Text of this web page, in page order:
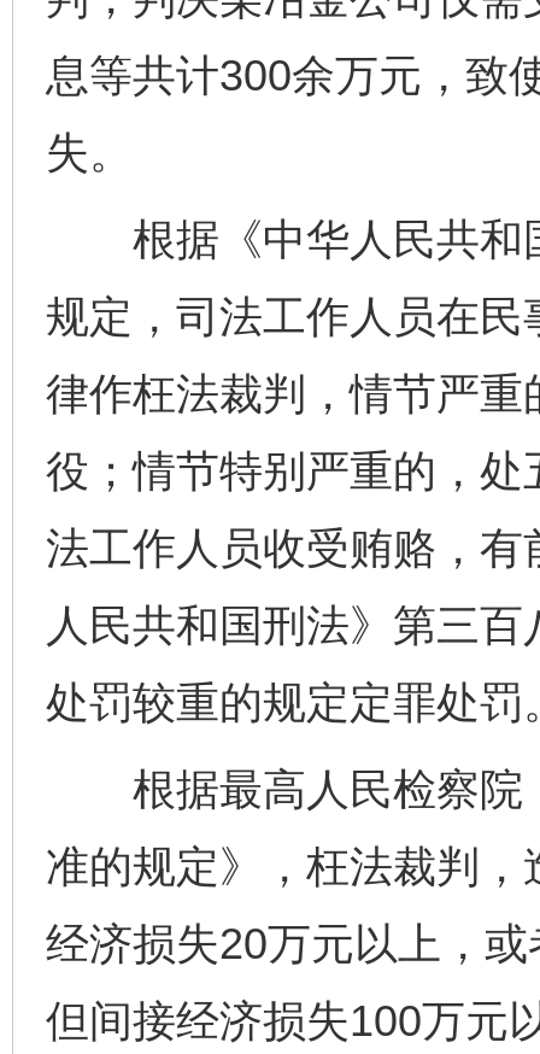
息等共计300余万元，致
失。
根据《中华人民共和
规定，司法工作人员在
律作枉法裁判，情节严
役；情节特别严重的，
法工作人员收受贿赂，
人民共和国刑法》第三
处罚较重的规定定罪处罚
根据最高人民检察院
准的规定》，枉法裁判
经济损失20万元以上，
但间接经济损失100万元